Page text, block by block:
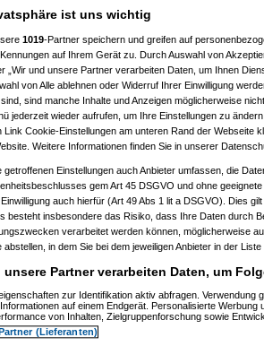
ist uns wichtig
1019-Partner speichern und greifen auf
auf Ihrem Gerät zu. Durch Auswahl von
„Wir und unsere Partner verarbeiten Daten, um Ihnen
von Alle ablehnen oder Widerruf Ihrer Einwilligung
sind manche Inhalte und Anzeigen möglicherweise
jederzeit wieder aufrufen, um Ihre Einstellungen zu
Link Cookie-Einstellungen am unteren Rand der Webseite
Weitere Informationen finden Sie in unserer
getroffenen Einstellungen auch Anbieter umfassen, die
gem Art 45 DSGVO und ohne
auch hierfür (Art 49 Abs 1 lit a DSGVO). Dies
besteht insbesondere das Risiko, dass Ihre Daten durch
verarbeitet werden können, möglicherweise
abstellen, in dem Sie bei dem jeweiligen Anbieter in der
unsere Partner verarbeiten Daten, um
zur Identifikation aktiv abfragen. Verwendung
auf einem Endgerät. Personalisierte Werbung
von Inhalten, Zielgruppenforschung sowie
(Lieferanten)